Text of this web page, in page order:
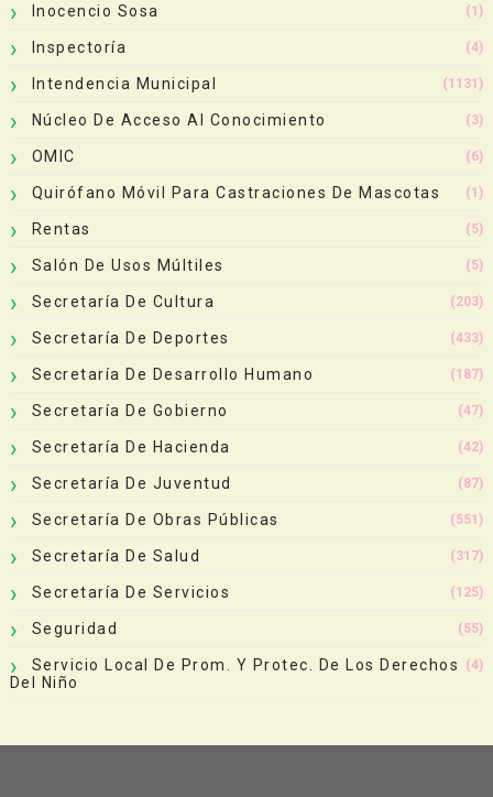
Inocencio Sosa (1)
Inspectoría (4)
Intendencia Municipal (1131)
Núcleo De Acceso Al Conocimiento (3)
OMIC (6)
Quirófano Móvil Para Castraciones De Mascotas (1)
Rentas (5)
Salón De Usos Múltiles (5)
Secretaría De Cultura (203)
Secretaría De Deportes (433)
Secretaría De Desarrollo Humano (187)
Secretaría De Gobierno (47)
Secretaría De Hacienda (42)
Secretaría De Juventud (87)
Secretaría De Obras Públicas (551)
Secretaría De Salud (317)
Secretaría De Servicios (125)
Seguridad (55)
Servicio Local De Prom. Y Protec. De Los Derechos
Del Niño
(4)